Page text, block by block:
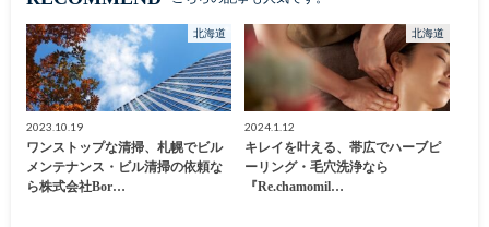
北海道
2023.10.19
ワンストップな清掃、札幌でビル
メンテナンス・ビル清掃の依頼な
ら株式会社Bor…
北海道
2024.1.12
キレイを叶える、帯広でハーブピ
ーリング・毛穴洗浄なら
『Re.chamomil…